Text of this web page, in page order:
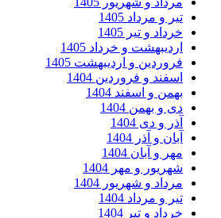
تیر و مرداد 1405
خرداد و تیر 1405
اردیبهشت و خرداد 1405
فروردین و اردیبهشت 1405
اسفند و فروردین 1404
بهمن و اسفند 1404
دی و بهمن 1404
آذر و دی 1404
آبان و آذر 1404
مهر و آبان 1404
شهریور و مهر 1404
مرداد و شهریور 1404
تیر و مرداد 1404
خرداد و تیر 1404